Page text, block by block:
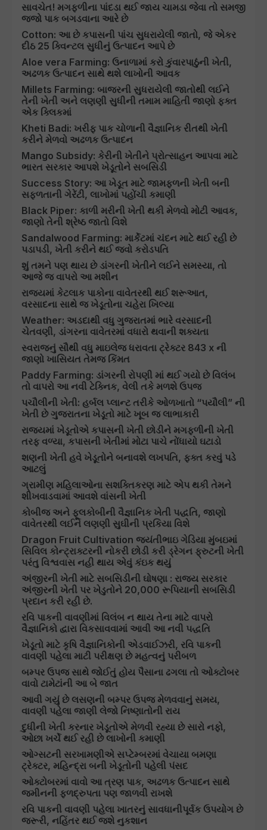
સાવચેત! મગફળીના પાંદડા થઈ જાય ચામડા જેવા તો સમજી
જજો પાક બગડવાના આરે છે
Cotton: આ છે કપાસની પાંચ સુધરાયેલી જાતો, જે એકર
દીઠ 25 ક્વિન્ટલ સુધીનું ઉત્પાદન આપે છે
Aloe vera Farming: ઉનાળામાં કરો કુંવારપાઠુંની ખેતી,
અઢળક ઉત્પાદન સાથે થશે લાખોની આવક
Millets Farming: બાજરની સુધરાયેલી જાતોથી લઈને
તેની ખેતી અને લણણી સુધીની તમામ માહિતી જાણો ફક્ત
એક ક્લિકમાં
Kheti Badi: ખરીફ પાક ચોળાની વૈજ્ઞાનિક રીતથી ખેતી
કરીને મેળવો અઢળક ઉત્પાદન
Mango Subsidy: કેરીની ખેતીને પ્રોત્સાહન આપવા માટે
ભારત સરકાર આપશે ખેડૂતોને સબસિડી
Success Story: આ ખેડૂત માટે જામફળની ખેતી બની
સફળતાની ગેરેંટી, લાખોમાં પહોંચી કમાણી
Black Piper: કાળી મરીની ખેતી થકી મેળવો મોટી આવક,
જાણો તેની શ્રેષ્ઠ જાતો વિશે
Sandalwood Farming: માર્કેટમાં ચંદન માટે થઈ રહી છે
પડાપડી, ખેતી કરીને થઈ જવો કરોડપતિ
શું તમને પણ થાય છે ડાંગરની ખેતીને લઈને સમસ્યા, તો
આજે જ વાપરો આ મશીન
રાજ્યમાં કેટલાક પાકોના વાવેતરથી થઈ શરૂઆત,
વરસાદના સાથે જ ખેડૂતોના ચહેરા ખિલ્યા
Weather: અડદાથી વધુ ગુજરાતમાં ભારે વરસાદની
ચેતવણી, ડાંગરના વાવેતરમાં વધારો થવાની શક્યતા
સ્વરાજનું સૌથી વધુ માઇલેજ ધરાવતા ટ્રેક્ટર 843 x ની
જાણો ખાસિયત તેમજ કિંમત
Paddy Farming: ડાંગરની રોપણી માં થઈ ગયો છે વિલંબ
તો વાપરો આ નવી ટેક્નિક, વેલી તકે મળશે ઉપજ
પચૌલીની ખેતી: હર્બલ પ્લાન્ટ તરીકે ઓળખાતો “પયૌલી” ની
ખેતી છે ગુજરાતના ખેડૂતો માટે ખૂબ જ લાભાકારી
રાજ્યમાં ખેડૂતોએ કપાસની ખેતી છોડીને મગફળીની ખેતી
તરફ વળ્યા, કપાસની ખેતીમાં મોટા પાચે નોંધાયો ઘટાડો
શણની ખેતી હવે ખેડૂતોને બનાવશે લખપતિ, ફક્ત કરવું પડે
આટલું
ગ્રામીણ મહિલાઓના સશક્તિકરણ માટે એપ થકી તેમને
શીખવાડવામાં આવશે વાંસની ખેતી
કોબીજ અને ફૂલકોબીની વૈજ્ઞાનિક ખેતી પદ્ધતિ, જાણો
વાવેતરથી લઈને લણણી સુઘીની પ્રકિયા વિશે
Dragon Fruit Cultivation જયંતીભાઇ ગેડિયા મુંબઇમાં
સિવિલ કોન્ટ્રાક્ટરની નોકરી છોડી કરી ડ્રેગન ફ્રુટની ખેતી
પરંતુ વિશ્વવાસ નહી થાય એવું કંઇક થયું
અંજીરની ખેતી માટે સબસિડીની ઘોષણા : રાજ્ય સરકાર
અંજીરની ખેતી પર ખેડુતોને 20,000 રૂપિયાની સબસિડી
પ્રદાન કરી રહી છે.
રવિ પાકની વાવણીમાં વિલંબ ન થાય તેના માટે વાપરો
વૈજ્ઞાનિકો દ્વારા વિકસાવવામાં આવી આ નવી પદ્ધતિ
ખેડૂતો માટે કૃષિ વૈજ્ઞાનિકોની એડવાઈઝરી, રવિ પાકની
વાવણી પહેલા માટી પરીક્ષણ છે મહત્વનું પરીબળ
બમ્પર ઉપજ સાથે જોઈતું હોય પૈસાના ઢગલા તો ઓક્ટોબર
વાવો ટામેટાંની આ બે જાત
આવી ગયું છે લસણની બમ્પર ઉપજ મેળવવાનું સમય,
વાવણી પહેલા જાણી લેજો નિષ્ણાતોની રાય
દુધીની ખેતી કરનાર ખેડૂતોએ મેળવી રહ્યા છે સારો નફો,
ઓછા ખર્ચે થઈ રહી છે લાખોની કમાણી
ઓગ્સટની સરખામણીએ સપ્ટેમ્બરમાં વેચાયા બમણા
ટ્રેક્ટર, મહિન્દ્રા બની ખેડૂતોની પહેલી પંસદ
ઓક્ટોબરમાં વાવો આ ત્રણ પાક, અઢળક ઉત્પાદન સાથે
જમીનની ફળદ્રુપતા પણ જાળવી રાખશે
રવિ પાકની વાવણી પહેલા ખાતરનું સાવધાનીપૂર્વક ઉપયોગ છે
જરૂરી, નહિંતર થઈ જશે નુકશાન